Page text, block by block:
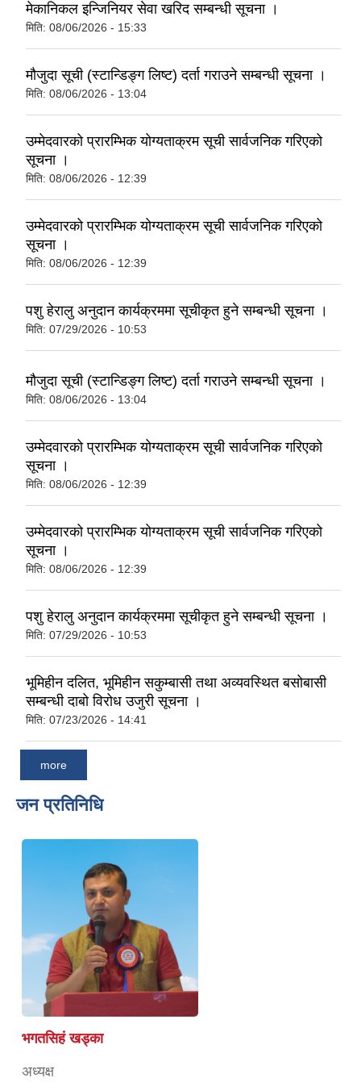
मेकानिकल इन्जिनियर सेवा खरिद सम्बन्धी सूचना ।
मिति: 08/06/2026 - 15:33
मौजुदा सूची (स्टान्डिङ्ग लिष्ट) दर्ता गराउने सम्बन्धी सूचना ।
मिति: 08/06/2026 - 13:04
उम्मेदवारको प्रारम्भिक योग्यताक्रम सूची सार्वजनिक गरिएको
सूचना ।
मिति: 08/06/2026 - 12:39
उम्मेदवारको प्रारम्भिक योग्यताक्रम सूची सार्वजनिक गरिएको
सूचना ।
मिति: 08/06/2026 - 12:39
पशु हेरालु अनुदान कार्यक्रममा सूचीकृत हुने सम्बन्धी सूचना ।
मिति: 07/29/2026 - 10:53
मौजुदा सूची (स्टान्डिङ्ग लिष्ट) दर्ता गराउने सम्बन्धी सूचना ।
मिति: 08/06/2026 - 13:04
उम्मेदवारको प्रारम्भिक योग्यताक्रम सूची सार्वजनिक गरिएको
सूचना ।
मिति: 08/06/2026 - 12:39
उम्मेदवारको प्रारम्भिक योग्यताक्रम सूची सार्वजनिक गरिएको
सूचना ।
मिति: 08/06/2026 - 12:39
पशु हेरालु अनुदान कार्यक्रममा सूचीकृत हुने सम्बन्धी सूचना ।
मिति: 07/29/2026 - 10:53
भूमिहीन दलित, भूमिहीन सकुम्बासी तथा अव्यवस्थित बसोबासी
सम्बन्धी दाबो विरोध उजुरी सूचना ।
मिति: 07/23/2026 - 14:41
more
जन प्रतिनिधि
भगतसिहं खड्का
अध्यक्ष